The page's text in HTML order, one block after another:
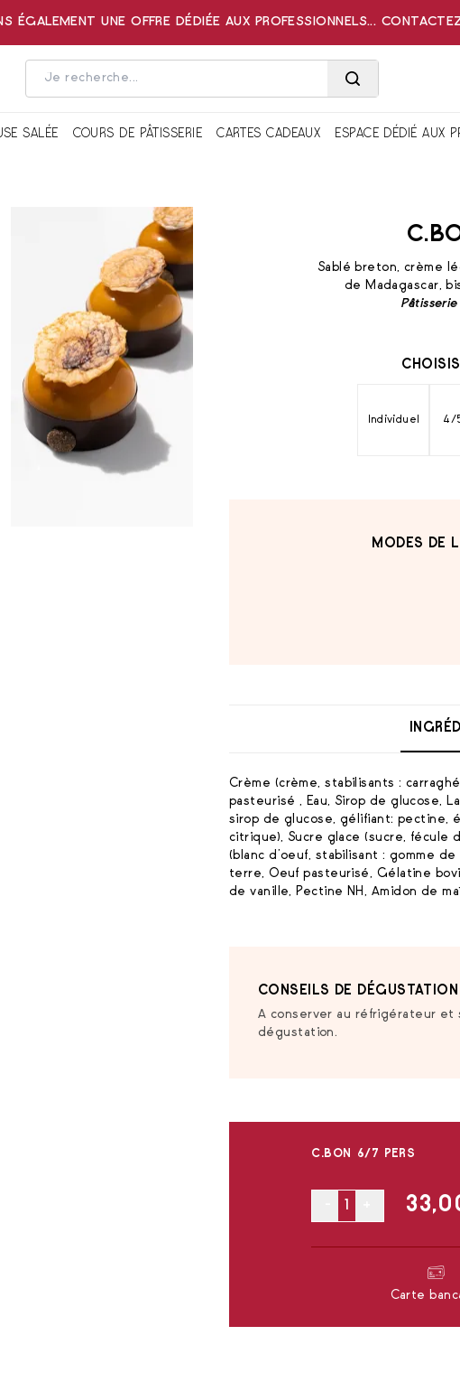
ÉGALEMENT UNE OFFRE DÉDIÉE AUX PROFESSIONNELS...
SALÉE COURS DE PÂTISSERIE CARTES CADEAUX ESPACE DÉDIÉ AUX
Sablé breton, crème
de Madagascar,
Individuel 4/
MODES DE
Crème (crème, stabilisants :
pasteurisé , Eau, Sirop de glucose,
sirop de glucose, gélifiant: pectine,
citrique), Sucre glace (sucre, fécule
(blanc d’oeuf, stabilisant : gomme
terre, Oeuf pasteurisé, Gélatine
de vanille, Pectine NH, Amidon de
CONSEILS DE
A conserver au réfrigérateur et
dégustation.
C.BON 6/7 PERS
Carte